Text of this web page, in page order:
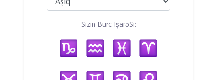
Sizin Bürc IşarəSi: